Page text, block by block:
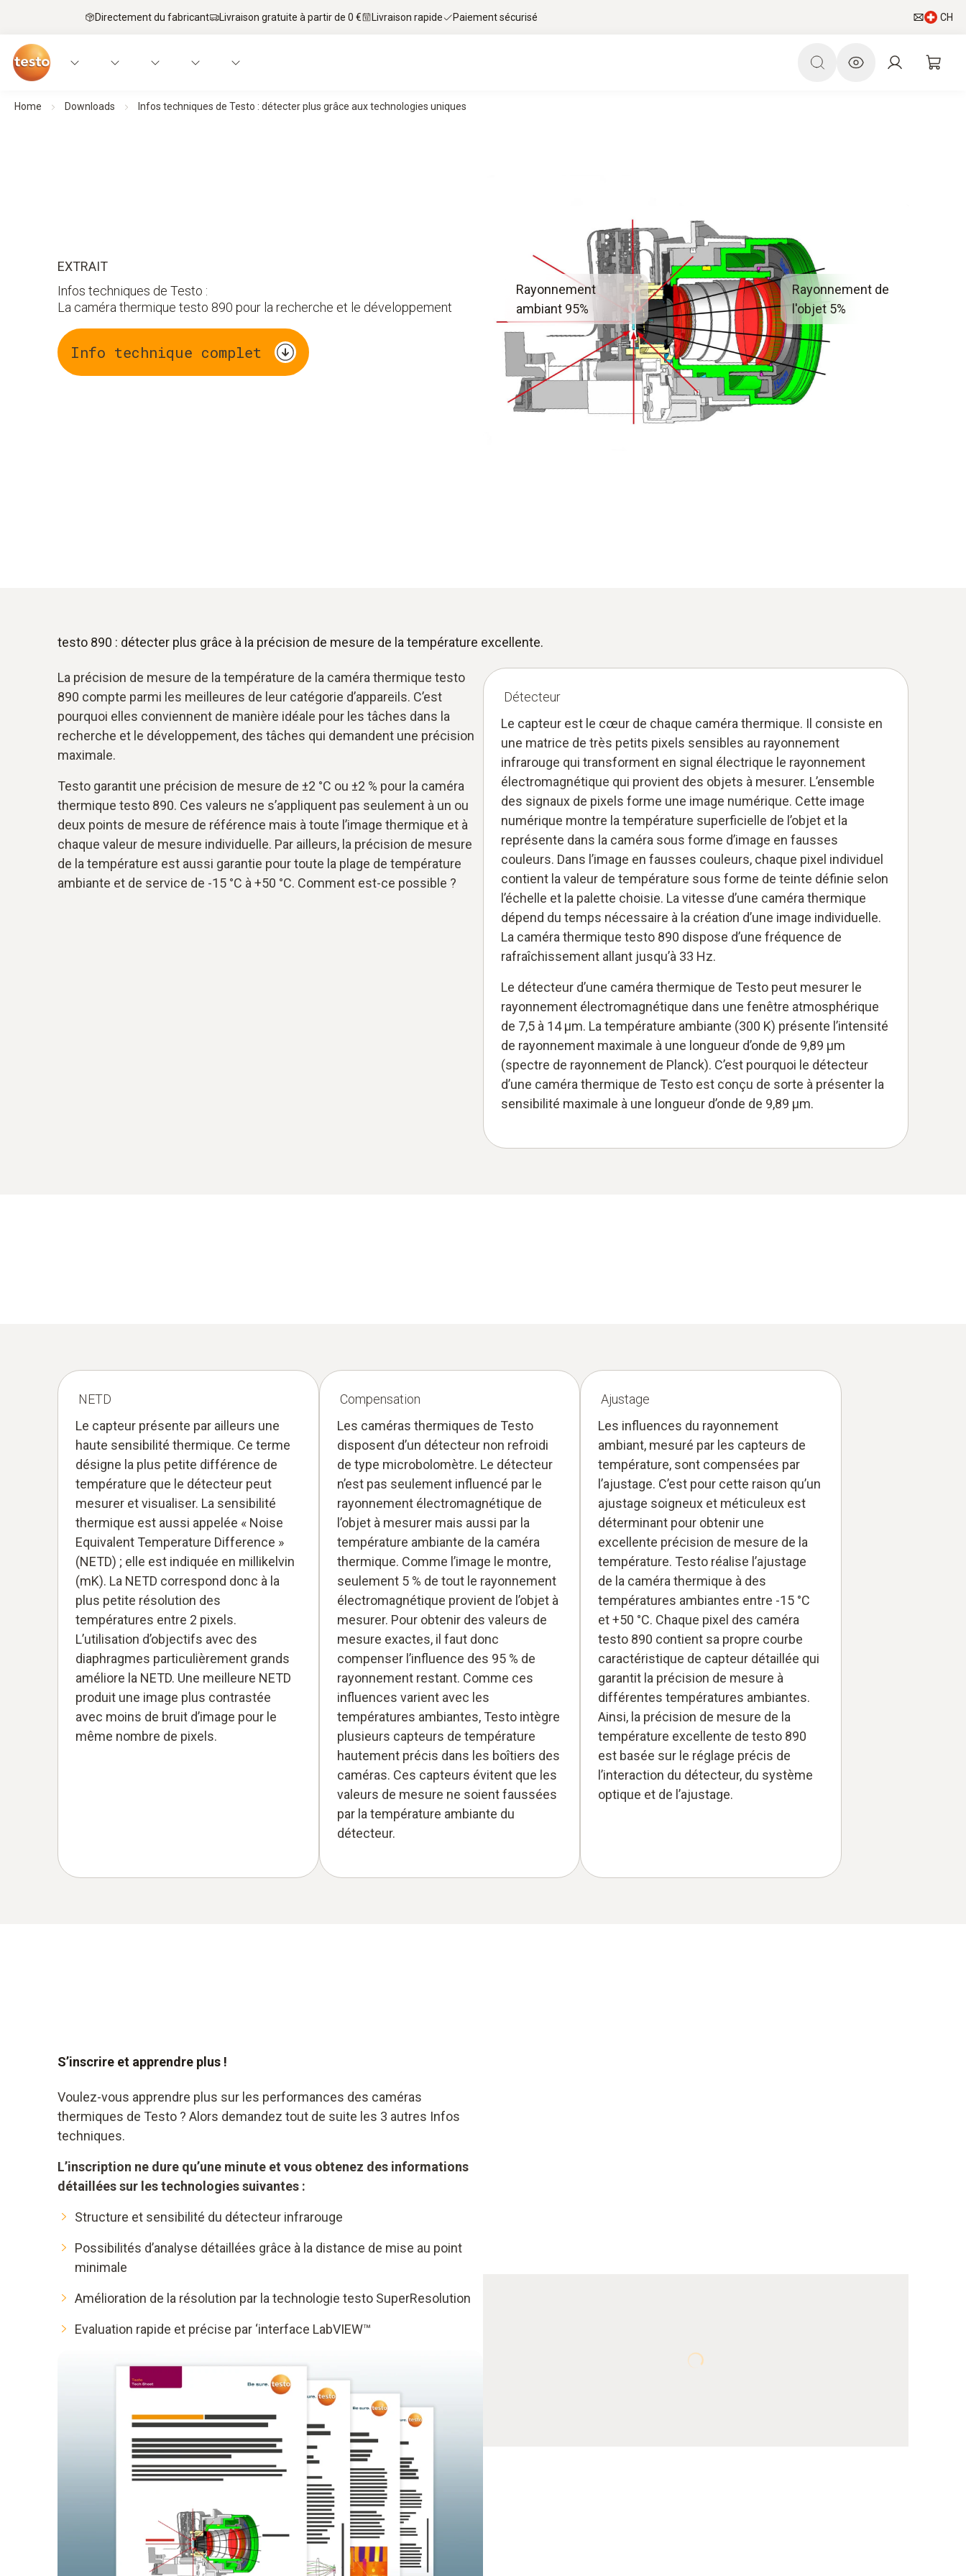
Directement du fabricant Livraison gratuite à partir de 0 € Livraison rapide Paiement sécurisé CH
Home Downloads Infos techniques de Testo : détecter plus grâce aux technologies uniques
EXTRAIT
Infos techniques de Testo :
La caméra thermique testo 890 pour la recherche et le développement
Info technique complet
Rayonnement
ambiant 95%
Rayonnement de
l'objet 5%
testo 890 : détecter plus grâce à la précision de mesure de la température excellente.
La précision de mesure de la température de la caméra thermique testo
890 compte parmi les meilleures de leur catégorie d’appareils. C’est
pourquoi elles conviennent de manière idéale pour les tâches dans la
recherche et le développement, des tâches qui demandent une précision
maximale.
Testo garantit une précision de mesure de ±2 °C ou ±2 % pour la caméra
thermique testo 890. Ces valeurs ne s’appliquent pas seulement à un ou
deux points de mesure de référence mais à toute l’image thermique et à
chaque valeur de mesure individuelle. Par ailleurs, la précision de mesure
de la température est aussi garantie pour toute la plage de température
ambiante et de service de -15 °C à +50 °C. Comment est-ce possible ?
Détecteur
Le capteur est le cœur de chaque caméra thermique. Il consiste en
une matrice de très petits pixels sensibles au rayonnement
infrarouge qui transforment en signal électrique le rayonnement
électromagnétique qui provient des objets à mesurer. L’ensemble
des signaux de pixels forme une image numérique. Cette image
numérique montre la température superficielle de l’objet et la
représente dans la caméra sous forme d’image en fausses
couleurs. Dans l’image en fausses couleurs, chaque pixel individuel
contient la valeur de température sous forme de teinte définie selon
l’échelle et la palette choisie. La vitesse d’une caméra thermique
dépend du temps nécessaire à la création d’une image individuelle.
La caméra thermique testo 890 dispose d’une fréquence de
rafraîchissement allant jusqu’à 33 Hz.
Le détecteur d’une caméra thermique de Testo peut mesurer le
rayonnement électromagnétique dans une fenêtre atmosphérique
de 7,5 à 14 μm. La température ambiante (300 K) présente l’intensité
de rayonnement maximale à une longueur d’onde de 9,89 μm
(spectre de rayonnement de Planck). C’est pourquoi le détecteur
d’une caméra thermique de Testo est conçu de sorte à présenter la
sensibilité maximale à une longueur d’onde de 9,89 μm.
NETD
Le capteur présente par ailleurs une
haute sensibilité thermique. Ce terme
désigne la plus petite différence de
température que le détecteur peut
mesurer et visualiser. La sensibilité
thermique est aussi appelée « Noise
Equivalent Temperature Difference »
(NETD) ; elle est indiquée en millikelvin
(mK). La NETD correspond donc à la
plus petite résolution des
températures entre 2 pixels.
L’utilisation d’objectifs avec des
diaphragmes particulièrement grands
améliore la NETD. Une meilleure NETD
produit une image plus contrastée
avec moins de bruit d’image pour le
même nombre de pixels.
Compensation
Les caméras thermiques de Testo
disposent d’un détecteur non refroidi
de type microbolomètre. Le détecteur
n’est pas seulement influencé par le
rayonnement électromagnétique de
l’objet à mesurer mais aussi par la
température ambiante de la caméra
thermique. Comme l’image le montre,
seulement 5 % de tout le rayonnement
électromagnétique provient de l’objet à
mesurer. Pour obtenir des valeurs de
mesure exactes, il faut donc
compenser l’influence des 95 % de
rayonnement restant. Comme ces
influences varient avec les
températures ambiantes, Testo intègre
plusieurs capteurs de température
hautement précis dans les boîtiers des
caméras. Ces capteurs évitent que les
valeurs de mesure ne soient faussées
par la température ambiante du
détecteur.
Ajustage
Les influences du rayonnement
ambiant, mesuré par les capteurs de
température, sont compensées par
l’ajustage. C’est pour cette raison qu’un
ajustage soigneux et méticuleux est
déterminant pour obtenir une
excellente précision de mesure de la
température. Testo réalise l’ajustage
de la caméra thermique à des
températures ambiantes entre -15 °C
et +50 °C. Chaque pixel des caméra
testo 890 contient sa propre courbe
caractéristique de capteur détaillée qui
garantit la précision de mesure à
différentes températures ambiantes.
Ainsi, la précision de mesure de la
température excellente de testo 890
est basée sur le réglage précis de
l’interaction du détecteur, du système
optique et de l’ajustage.
S’inscrire et apprendre plus !
Voulez-vous apprendre plus sur les performances des caméras
thermiques de Testo ? Alors demandez tout de suite les 3 autres Infos
techniques.
L’inscription ne dure qu’une minute et vous obtenez des informations
détaillées sur les technologies suivantes :
Structure et sensibilité du détecteur infrarouge
Possibilités d’analyse détaillées grâce à la distance de mise au point
minimale
Amélioration de la résolution par la technologie testo SuperResolution
Evaluation rapide et précise par ‘interface LabVIEW™